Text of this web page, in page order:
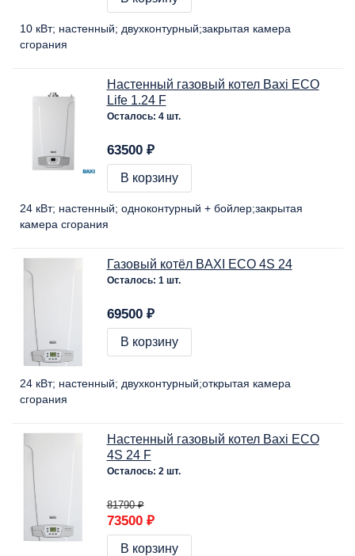
10 кВт настенный двухконтурный закрытая камера
сгорания
Настенный газовый котел Baxi ECO
Life 1.24 F
Осталось: 4 шт.
63500 ₽
В корзину
24 кВт настенный одноконтурный + бойлер закрытая
камера сгорания
Газовый котёл BAXI ECO 4S 24
Осталось: 1 шт.
69500 ₽
В корзину
24 кВт настенный двухконтурный открытая камера
сгорания
Настенный газовый котел Baxi ECO
4S 24 F
Осталось: 2 шт.
81790 ₽
73500 ₽
В корзину